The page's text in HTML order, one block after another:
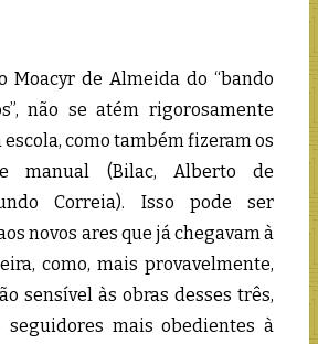
Moacyr de Almeida do “bando
não se atém rigorosamente
como também fizeram os
manual (Bilac, Alberto de
Correia). Isso pode ser
novos ares que já chegavam à
como, mais provavelmente,
sensível às obras desses três,
seguidores mais obedientes à